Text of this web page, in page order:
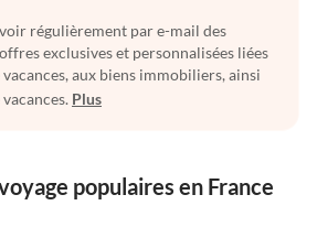
régulièrement par e-mail des
exclusives et personnalisées liées
aux biens immobiliers, ainsi
Plus
populaires en France